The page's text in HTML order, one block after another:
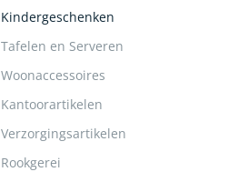
Kindergeschenken
Tafelen en Serveren
Woonaccessoires
Kantoorartikelen
Verzorgingsartikelen
Rookgerei